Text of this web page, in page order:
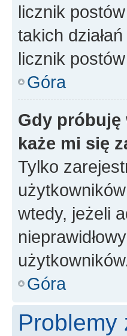
licznik
takich
licznik
Góra
Gdy próbuję
każe mi się
Tylko
wtedy, jeżeli
Góra
Problemy